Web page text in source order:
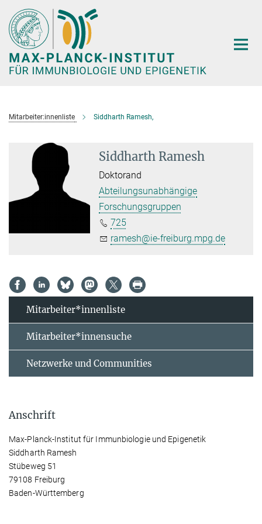
Hauptinhalt
Mitarbeiter:innenliste Siddharth Ramesh,
Siddharth Ramesh
Doktorand
Abteilungsunabhängige
Forschungsgruppen
725
ramesh@ie-freiburg.mpg.de
Mitarbeiter*innenliste
Mitarbeiter*innensuche
Netzwerke und Communities
Anschrift
Max-Planck-Institut für Immunbiologie und Epigenetik
Siddharth Ramesh
Stübeweg 51
79108 Freiburg
Baden-Württemberg